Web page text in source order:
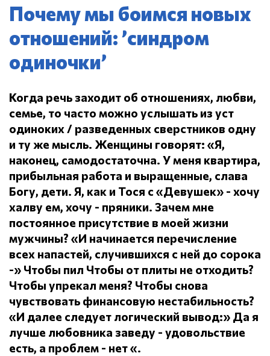
Почему мы боимся новых
отношений: ’синдром
одиночки’
Когда речь заходит об отношениях, любви,
семье, то часто можно услышать из уст
одиноких / разведенных сверстников одну
и ту же мысль. Женщины говорят: «Я,
наконец, самодостаточна. У меня квартира,
прибыльная работа и выращенные, слава
Богу, дети. Я, как и Тося с «Девушек» - хочу
халву ем, хочу - пряники. Зачем мне
постоянное присутствие в моей жизни
мужчины? «И начинается перечисление
всех напастей, случившихся с ней до сорока
-» Чтобы пил Чтобы от плиты не отходить?
Чтобы упрекал меня? Чтобы снова
чувствовать финансовую нестабильность?
«И далее следует логический вывод:» Да я
лучше любовника заведу - удовольствие
есть, а проблем - нет «.